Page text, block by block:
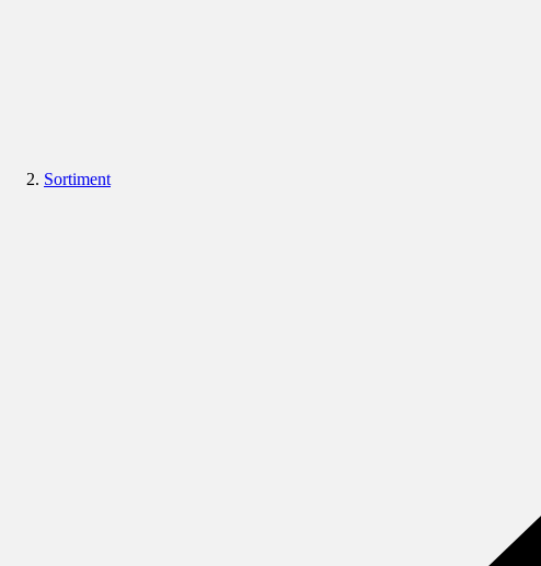
Sortiment